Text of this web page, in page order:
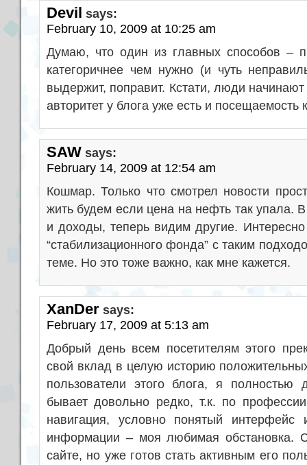
Devil says:
February 10, 2009 at 10:25 am
Думаю, что один из главных способов –
категоричнее чем нужно (и чуть
выдержит, поправит. Кстати, люди начинают
авторитет у блога уже есть и посещаемость
SAW says:
February 14, 2009 at 12:54 am
Кошмар. Только что смотрел новости
жить будем если цена на нефть так
и доходы, теперь видим другие.
“стабилизационного фонда” с таким
теме. Но это тоже важно, как мне кажется.
XanDer says:
February 17, 2009 at 5:13 am
Добрый день всем посетителям этого
свой вклад в целую историю
пользователи этого блога, я
бывает довольно редко, т.к. по
навигация, условно понятый
информации – моя любимая обстановка.
сайте, но уже готов стать активным его